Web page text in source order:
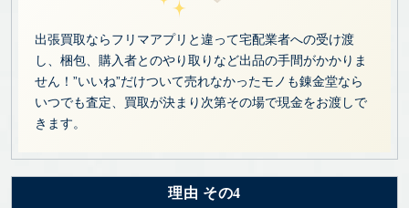
出張買取ならフリマアプリと違って宅配業者への受け渡
し、梱包、購入者とのやり取りなど出品の手間がかかりま
せん！”いいね”だけついて売れなかったモノも錬金堂なら
いつでも査定、買取が決まり次第その場で現金をお渡しで
きます。
理由 その4